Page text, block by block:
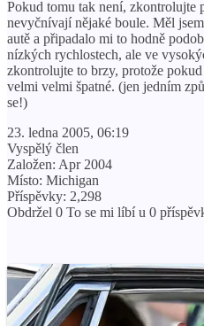
Pokud tomu tak není, zkontrolujte
nevyčnívají nějaké boule. Měl
autě a připadalo mi to hodně
nízkých rychlostech, ale ve
zkontrolujte to brzy, protože
velmi velmi špatné. (jen jedním
se!)
23. ledna 2005, 06:19
Vyspělý člen
Založen: Apr 2004
Místo: Michigan
Příspěvky: 2,298
Obdržel 0 To se mi líbí u 0